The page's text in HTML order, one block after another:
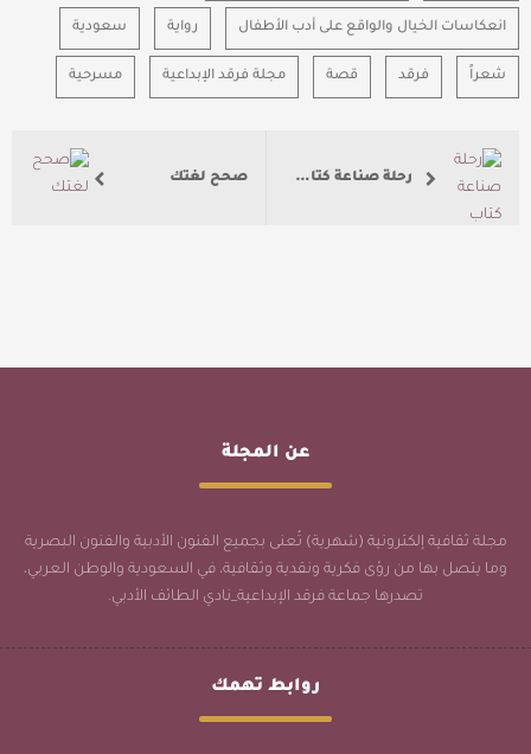
انعكاسات الخيال والواقع على أدب الأطفال رواية سعودية
شعراً فرقد قصة مجلة فرقد الإبداعية مسرحية
رحلة صناعة كتاب الطفل.. من الورقي للرقمي صحح لغتك
عن المجلة
مجلة ثقافية إلكترونية (شهرية) تُعنى بجميع الفنون الأدبية والفنون البصرية
وما يتصل بها من رؤى فكرية ونقدية وثقافية، في السعودية والوطن العربي،
تصدرها جماعة فرقد الإبداعية_نادي الطائف الأدبي.
روابط تهمك